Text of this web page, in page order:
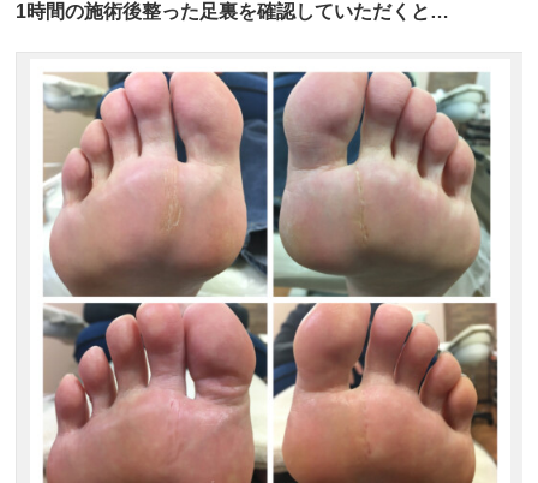
1時間の施術後整った足裏を確認していただくと…